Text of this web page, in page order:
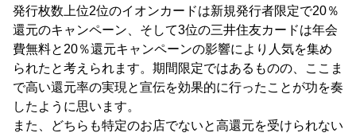
発行枚数上位2位のイオンカードは新規発行者限定で20％
還元のキャンペーン、そして3位の三井住友カードは年会
費無料と20％還元キャンペーンの影響により人気を集め
られたと考えられます。期間限定ではあるものの、ここま
で高い還元率の実現と宣伝を効果的に行ったことが功を奏
したように思います。
また、どちらも特定のお店でないと高還元を受けられない